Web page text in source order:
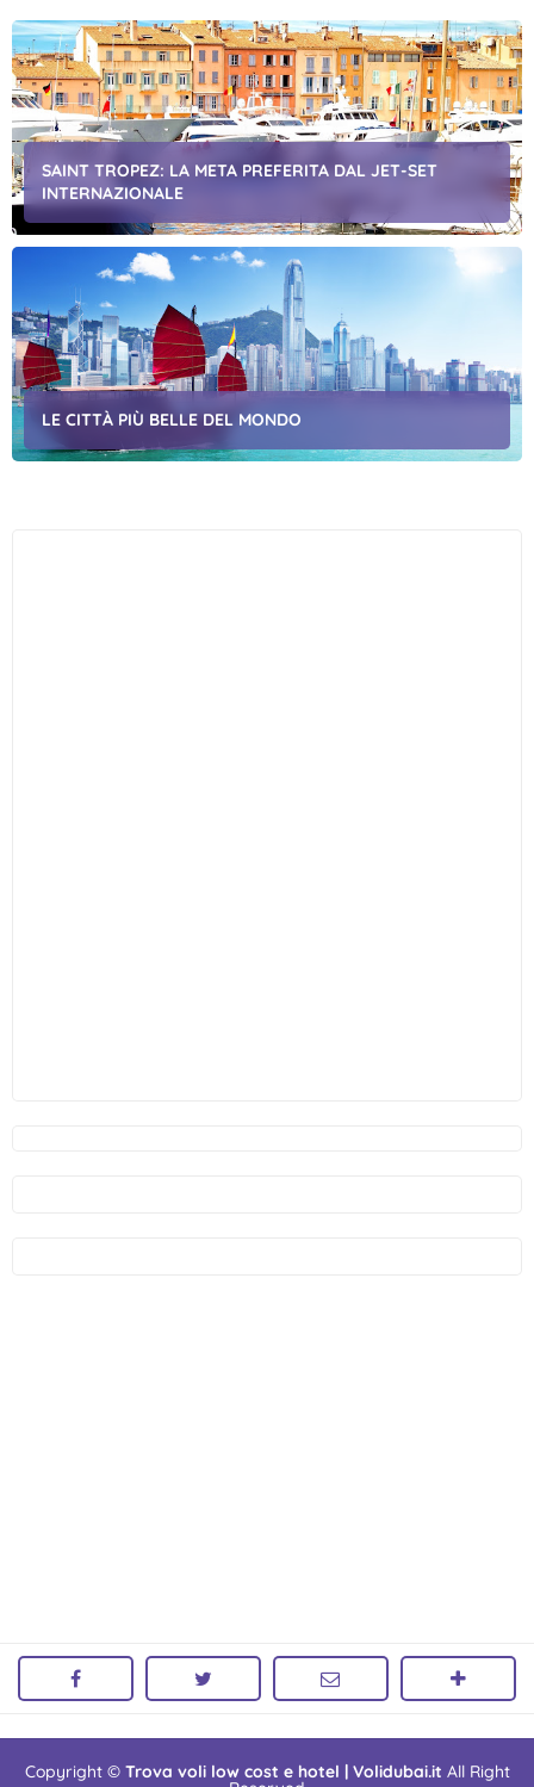
SAINT TROPEZ: LA META PREFERITA DAL JET-SET
INTERNAZIONALE
LE CITTÀ PIÙ BELLE DEL MONDO
Copyright © Trova voli low cost e hotel | Volidubai.it All Right